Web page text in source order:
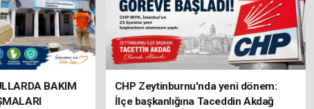
BAKIM
CHP Zeytinburnu'nda yeni dönem:
İlçe başkanlığına Taceddin Akdağ